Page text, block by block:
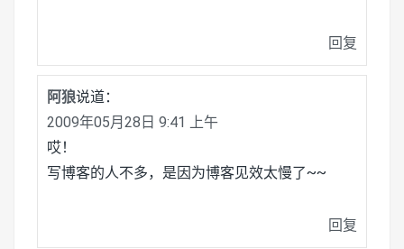
回复
阿狼说道：
2009年05月28日 9:41 上午
哎！
写博客的人不多，是因为博客见效太慢了~~
回复